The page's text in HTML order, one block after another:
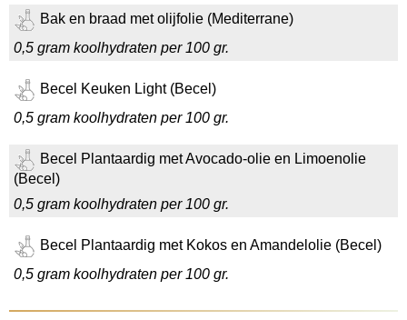
Bak en braad met olijfolie (Mediterrane)
0,5 gram koolhydraten per 100 gr.
Becel Keuken Light (Becel)
0,5 gram koolhydraten per 100 gr.
Becel Plantaardig met Avocado-olie en Limoenolie
(Becel)
0,5 gram koolhydraten per 100 gr.
Becel Plantaardig met Kokos en Amandelolie (Becel)
0,5 gram koolhydraten per 100 gr.